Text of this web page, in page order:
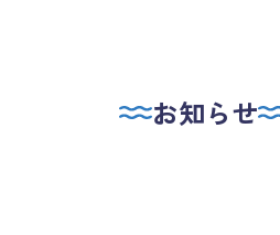
お知らせ